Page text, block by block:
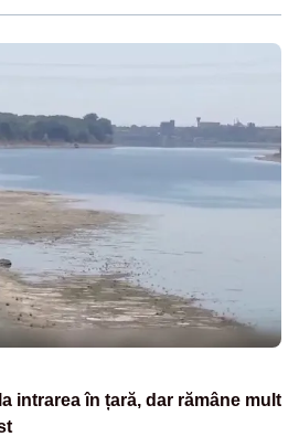
intrarea în țară, dar rămâne mult